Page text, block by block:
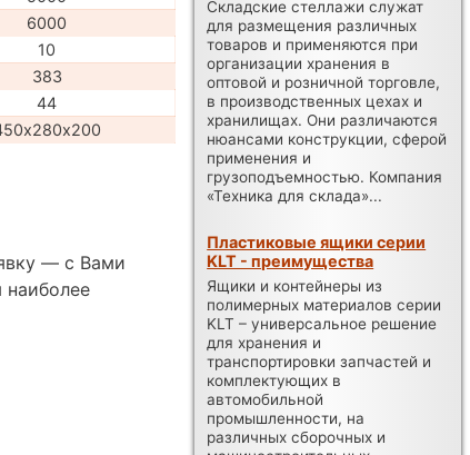
6000
10
383
44
— с Вами
Складские стеллажи служат
для размещения различных
товаров и применяются при
организации хранения в
оптовой и розничной торговле,
в производственных цехах и
хранилищах. Они различаются
нюансами конструкции, сферой
применения и
грузоподъемностью. Компания
«Техника для склада»...
Пластиковые ящики серии
KLT - преимущества
Ящики и контейнеры из
полимерных материалов серии
KLT – универсальное решение
для хранения и
транспортировки запчастей и
комплектующих в
автомобильной
промышленности, на
различных сборочных и